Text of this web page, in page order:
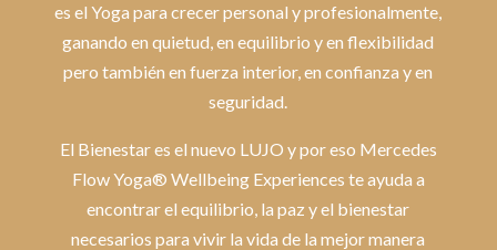
es el Yoga para crecer personal y profesionalmente,
ganando en quietud, en equilibrio y en flexibilidad
pero también en fuerza interior, en confianza y en
seguridad.
El Bienestar es el nuevo LUJO y por eso Mercedes
Flow Yoga® Wellbeing Experiences te ayuda a
encontrar el equilibrio, la paz y el bienestar
necesarios para vivir la vida de la mejor manera